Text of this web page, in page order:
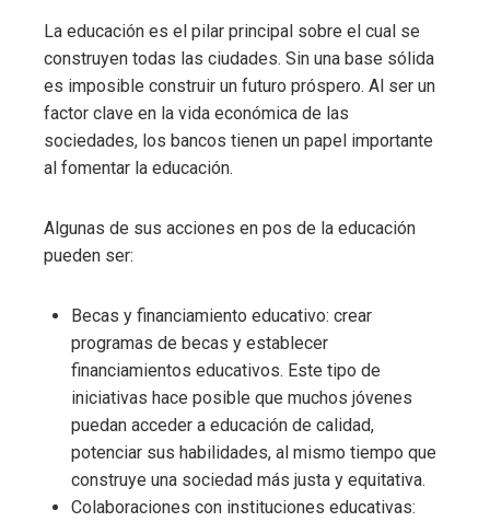
La educación es el pilar principal sobre el cual se
construyen todas las ciudades. Sin una base sólida
es imposible construir un futuro próspero. Al ser un
factor clave en la vida económica de las
sociedades, los bancos tienen un papel importante
al fomentar la educación.
Algunas de sus acciones en pos de la educación
pueden ser:
Becas y financiamiento educativo: crear
programas de becas y establecer
financiamientos educativos. Este tipo de
iniciativas hace posible que muchos jóvenes
puedan acceder a educación de calidad,
potenciar sus habilidades, al mismo tiempo que
construye una sociedad más justa y equitativa.
Colaboraciones con instituciones educativas: